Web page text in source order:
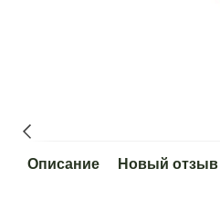
Описание Новый отзыв